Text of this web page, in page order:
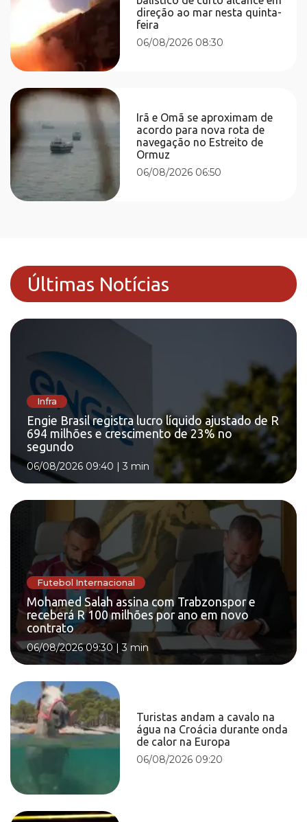
direção ao mar nesta quinta-
feira
06/08/2026 08:30
Irã e Omã se aproximam de
acordo para nova rota de
navegação no Estreito de
Ormuz
06/08/2026 06:50
Últimas Notícias
Infra
Engie Brasil registra lucro líquido ajustado de R
694 milhões e crescimento de 23% no
segundo
06/08/2026 09:40 | 3 min
Futebol Internacional
Mohamed Salah assina com Trabzonspor e
receberá R 100 milhões por ano em novo
contrato
06/08/2026 09:30|3 min
Turistas andam a cavalo na
água na Croácia durante onda
de calor na Europa
06/08/2026 09:20